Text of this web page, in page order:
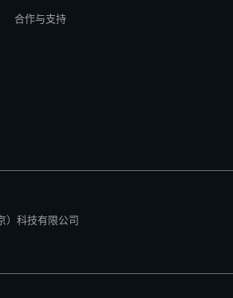
合作与支持
）科技有限公司